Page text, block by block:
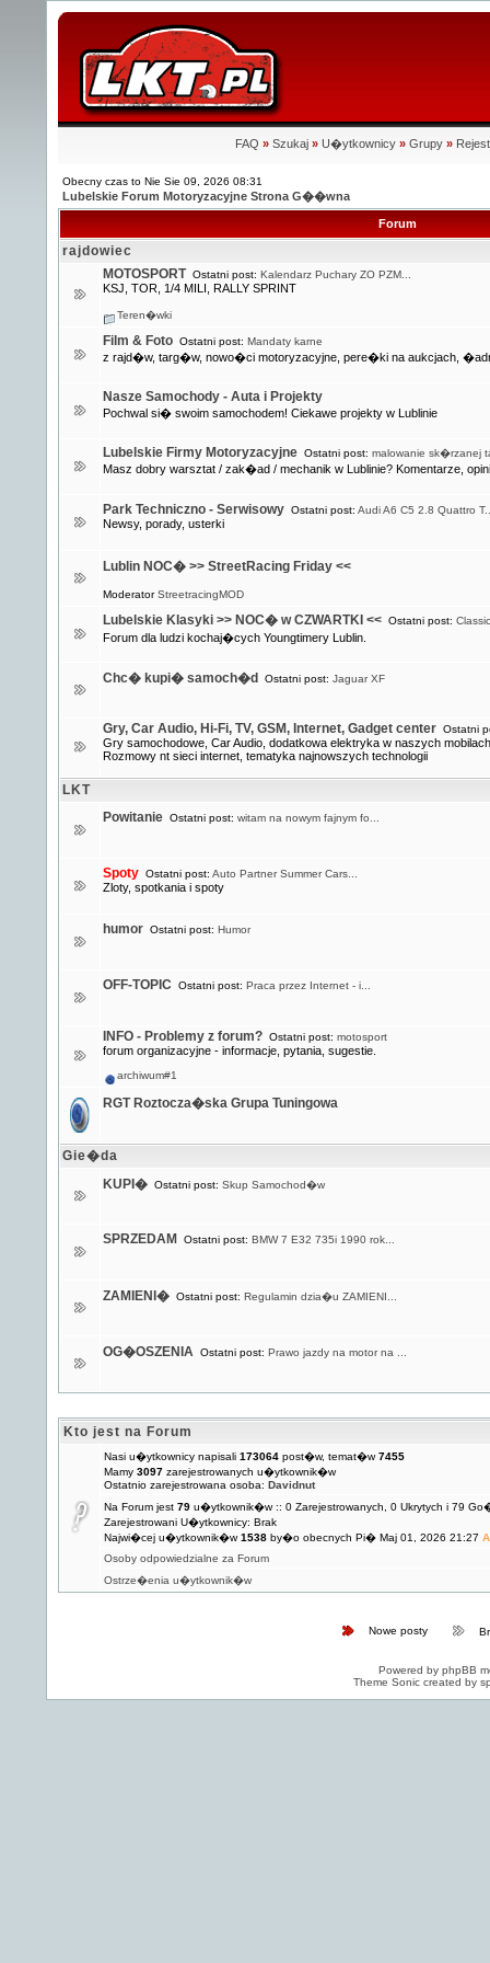
FAQ » Szukaj » U�ytkownicy » Grupy »
Obecny czas to Nie Sie 09, 2026 08:31
Lubelskie Forum Motoryzacyjne Strona G��wna
Forum
rajdowiec
MOTOSPORT Ostatni post: Kalendarz Puchary ZO PZM...
KSJ, TOR, 1/4 MILI, RALLY SPRINT
Teren�wki
Film & Foto Ostatni post: Mandaty karne
z rajd�w, targ�w, nowo�ci motoryzacyjne, pere�ki na aukcjach,
Nasze Samochody - Auta i Projekty
Pochwal si� swoim samochodem! Ciekawe projekty w Lublinie
Lubelskie Firmy Motoryzacyjne Ostatni post: malowanie sk�rzanej
Masz dobry warsztat / zak�ad / mechanik w Lublinie? Komentarze,
Park Techniczno - Serwisowy Ostatni post: Audi A6 C5 2.8 Quattro
Newsy, porady, usterki
Lublin NOC� >> StreetRacing Friday <<
ModeratorStreetracingMOD
Lubelskie Klasyki >> NOC� w CZWARTKI << Ostatni post:
Forum dla ludzi kochaj�cych Youngtimery Lublin.
Chc� kupi� samoch�d Ostatni post: Jaguar XF
Gry, Car Audio, Hi-Fi, TV, GSM, Internet, Gadget center Ostatni
Gry samochodowe, Car Audio, dodatkowa elektryka w naszych
Rozmowy nt sieci internet, tematyka najnowszych technologii
LKT
Powitanie Ostatni post: witam na nowym fajnym fo...
Spoty Ostatni post: Auto Partner Summer Cars...
Zloty, spotkania i spoty
humor Ostatni post: Humor
OFF-TOPIC Ostatni post: Praca przez Internet - i...
INFO - Problemy z forum? Ostatni post: motosport
forum organizacyjne - informacje, pytania, sugestie.
archiwum#1
RGT Roztocza�ska Grupa Tuningowa
Gie�da
KUPI� Ostatni post: Skup Samochod�w
SPRZEDAM Ostatni post: BMW 7 E32 735i 1990 rok...
ZAMIENI� Ostatni post: Regulamin dzia�u ZAMIENI...
OG�OSZENIA Ostatni post: Prawo jazdy na motor na ...
Kto jest na Forum
Nasi u�ytkownicy napisali 173064 post�w, temat�w7455
Mamy 3097 zarejestrowanych u�ytkownik�w
Ostatnio zarejestrowana osoba: Davidnut
Na Forum jest 79 u�ytkownik�w :: 0 Zarejestrowanych, 0 Ukrytych i 79
Zarejestrowani U�ytkownicy: Brak
Najwi�cej u�ytkownik�w1538 by�o obecnych Pi� Maj 01, 2026 21:27
Osoby odpowiedzialne za Forum
Ostrze�enia u�ytkownik�w
Nowe posty
Powered by phpBB
Theme Sonic created by